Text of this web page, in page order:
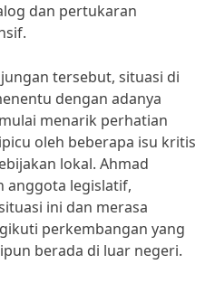
dan pertukaran
tersebut, situasi di
dengan adanya
menarik perhatian
oleh beberapa isu kritis
lokal. Ahmad
anggota legislatif,
ini dan merasa
perkembangan yang
berada di luar negeri.